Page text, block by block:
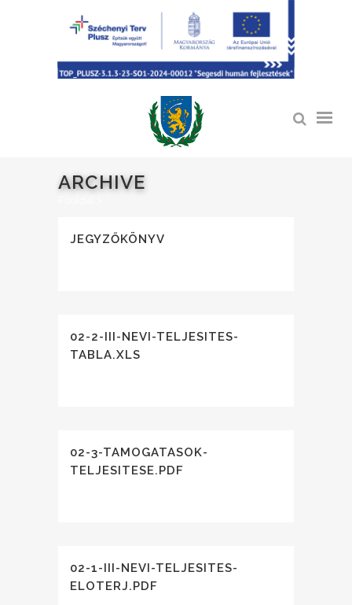
ARCHIVE
JEGYZŐKÖNYV
02-2-III-NEVI-TELJESITES-
TABLA.XLS
02-3-TAMOGATASOK-
TELJESITESE.PDF
02-1-III-NEVI-TELJESITES-
ELOTERJ.PDF